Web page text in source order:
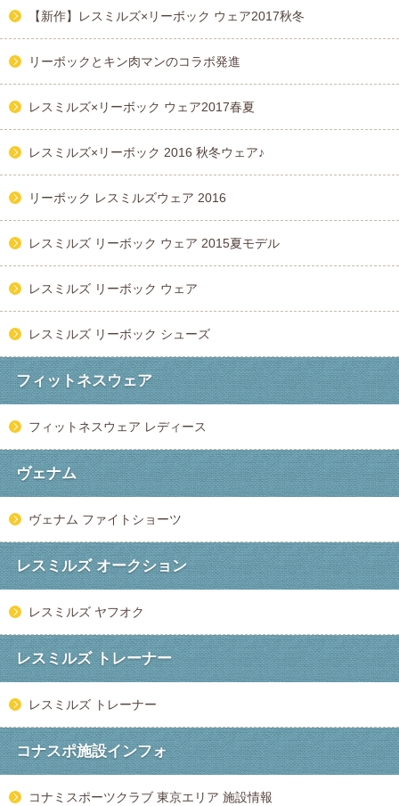
【新作】レスミルズ×リーボック ウェア2017秋冬
リーボックとキン肉マンのコラボ発進
レスミルズ×リーボック ウェア2017春夏
レスミルズ×リーボック 2016 秋冬ウェア♪
リーボック レスミルズウェア 2016
レスミルズ リーボック ウェア 2015夏モデル
レスミルズ リーボック ウェア
レスミルズ リーボック シューズ
フィットネスウェア
フィットネスウェア レディース
ヴェナム
ヴェナム ファイトショーツ
レスミルズ オークション
レスミルズ ヤフオク
レスミルズ トレーナー
レスミルズ トレーナー
コナスポ施設インフォ
コナミスポーツクラブ 東京エリア 施設情報